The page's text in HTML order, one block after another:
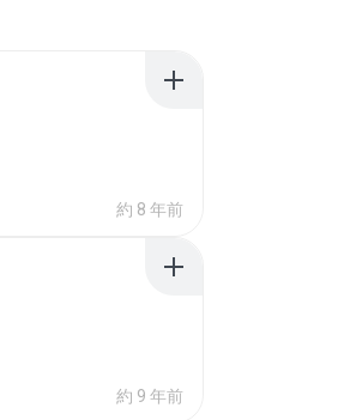
約 8 年前
約 9 年前